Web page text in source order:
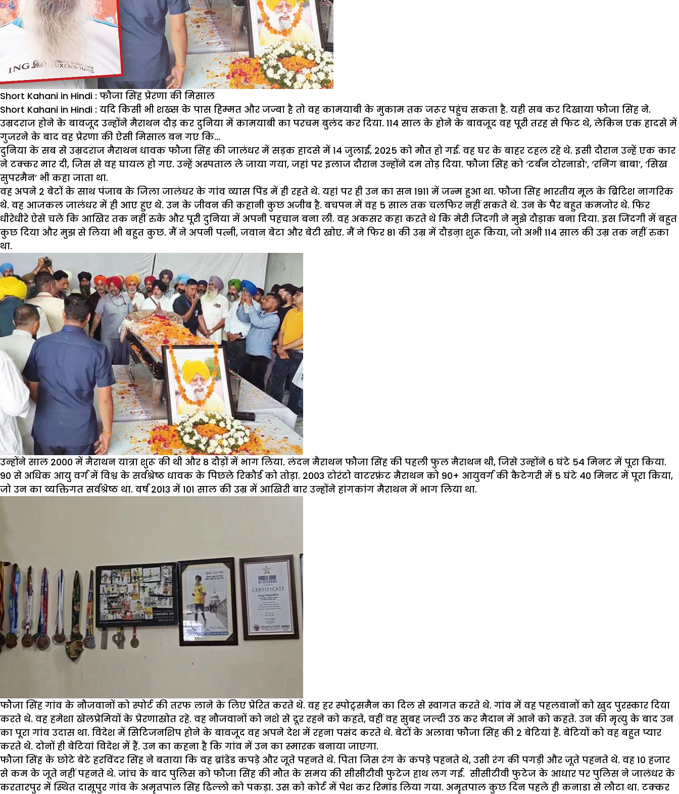
Short Kahani in Hindi : फौजा सिंह प्रेरणा की मिसाल
Short Kahani in Hindi : यदि किसी भी शख्स के पास हिम्मत और जज्बा है तो वह कामयाबी के मुकाम तक जरूर पहुंच सकता है. यही सब कर दिखाया फौजा सिंह ने.
उम्रदराज होने के बावजूद उन्होंने मैराथन दौड़ कर दुनिया में कामयाबी का परचम बुलंद कर दिया. 114 साल के होने के बावजूद वह पूरी तरह से फिट थे, लेकिन एक हादसे में
गुजरने के बाद वह प्रेरणा की ऐसी मिसाल बन गए कि…
दुनिया के सब से उम्रदराज मैराथन धावक फौजा सिंह की जालंधर में सड़क हादसे में 14 जुलाई, 2025 को मौत हो गई. वह घर के बाहर टहल रहे थे. इसी दौरान उन्हें एक कार
ने टक्कर मार दी, जिस से वह घायल हो गए. उन्हें अस्पताल ले जाया गया, जहां पर इलाज दौरान उन्होंने दम तोड़ दिया. फौजा सिंह को ‘टर्बन टोरनाडो’, ‘रनिंग बाबा’, ‘सिख
सुपरमैन’ भी कहा जाता था.
वह अपने 2 बेटों के साथ पंजाब के जिला जालंधर के गांव व्यास पिंड में ही रहते थे. यहां पर ही उन का सन 1911 में जन्म हुआ था. फौजा सिंह भारतीय मूल के ब्रिटिश नागरिक
थे. वह आजकल जालंधर में ही आए हुए थे. उन के जीवन की कहानी कुछ अजीब है. बचपन में वह 5 साल तक चलफिर नहीं सकते थे. उन के पैर बहुत कमजोर थे. फिर
धीरेधीरे ऐसे चले कि आखिर तक नहीं रुके और पूरी दुनिया में अपनी पहचान बना ली. वह अकसर कहा करते थे कि मेरी जिंदगी ने मुझे दौड़ाक बना दिया. इस जिंदगी में बहुत
कुछ दिया और मुझ से लिया भी बहुत कुछ. मैं ने अपनी पत्नी, जवान बेटा और बेटी खोए. मैं ने फिर 81 की उम्र में दौडऩा शुरू किया, जो अभी 114 साल की उम्र तक नहीं रुका
था.
उन्होंने साल 2000 में मैराथन यात्रा शुरू की थी और 8 दौड़ों में भाग लिया. लंदन मैराथन फौजा सिंह की पहली फुल मैराथन थी, जिसे उन्होंने 6 घंटे 54 मिनट में पूरा किया.
90 से अधिक आयु वर्ग में विश्व के सर्वश्रेष्ठ धावक के पिछले रिकौर्ड को तोड़ा. 2003 टोरंटो वाटरफ्रंट मैराथन को 90+ आयुवर्ग की कैटेगरी में 5 घंटे 40 मिनट में पूरा किया,
जो उन का व्यक्तिगत सर्वश्रेष्ठ था. वर्ष 2013 में 101 साल की उम्र में आखिरी बार उन्होंने हांगकांग मैराथन में भाग लिया था.
फौजा सिंह गांव के नौजवानों को स्पोर्ट की तरफ लाने के लिए प्रेरित करते थे. वह हर स्पोट्र्समैन का दिल से स्वागत करते थे. गांव में वह पहलवानों को खुद पुरस्कार दिया
करते थे. वह हमेशा खेलप्रेमियों के प्रेरणास्रोत रहे. वह नौजवानों को नशे से दूर रहने को कहते, वहीं वह सुबह जल्दी उठ कर मैदान में आने को कहते. उन की मृत्यु के बाद उन
का पूरा गांव उदास था. विदेश में सिटिजनशिप होने के बावजूद वह अपने देश में रहना पसंद करते थे. बेटों के अलावा फौजा सिंह की 2 बेटियां हैं. बेटियों को वह बहुत प्यार
करते थे. दोनों ही बेटियां विदेश में हैं. उन का कहना है कि गांव में उन का स्मारक बनाया जाएगा.
फौजा सिंह के छोटे बेटे हरविंदर सिंह ने बताया कि वह ब्रांडेड कपड़े और जूते पहनते थे. पिता जिस रंग के कपड़े पहनते थे, उसी रंग की पगड़ी और जूते पहनते थे. वह 10 हजार
से कम के जूते नहीं पहनते थे. जांच के बाद पुलिस को फौजा सिंह की मौत के समय की सीसीटीवी फुटेज हाथ लग गई. सीसीटीवी फुटेज के आधार पर पुलिस ने जालंधर के
करतारपुर में स्थित दासूपुर गांव के अमृतपाल सिंह ढिल्लो को पकड़ा. उस को कोर्ट में पेश कर रिमांड लिया गया. अमृतपाल कुछ दिन पहले ही कनाडा से लौटा था. टक्कर